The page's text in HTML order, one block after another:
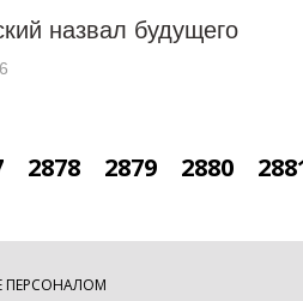
назвал будущего
2878 2879 2880